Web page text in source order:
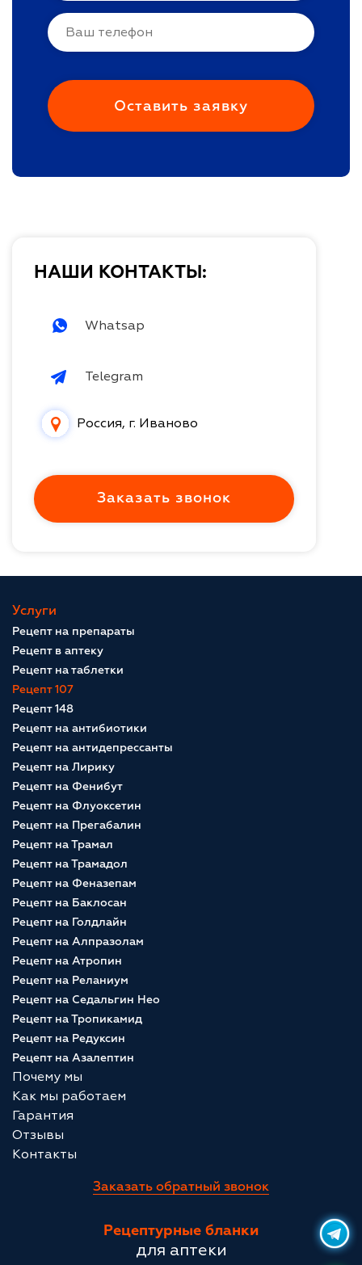
НАШИ КОНТАКТЫ:
Whatsap
Telegram
Россия, г. Иваново
Заказать звонок
Рецептурные бланки
для аптеки
Услуги
Рецепт на препараты
Рецепт в аптеку
Рецепт на таблетки
Рецепт 107
Рецепт 148
Рецепт на антибиотики
Рецепт на антидепрессанты
Рецепт на Лирику
Рецепт на Фенибут
Рецепт на Флуоксетин
Рецепт на Прегабалин
Рецепт на Трамал
Рецепт на Трамадол
Рецепт на Феназепам
Рецепт на Баклосан
Рецепт на Голдлайн
Рецепт на Алпразолам
Рецепт на Атропин
Рецепт на Реланиум
Рецепт на Седальгин Нео
Рецепт на Тропикамид
Рецепт на Редуксин
Рецепт на Азалептин
Почему мы
Как мы работаем
Гарантия
Отзывы
Контакты
Заказать обратный звонок